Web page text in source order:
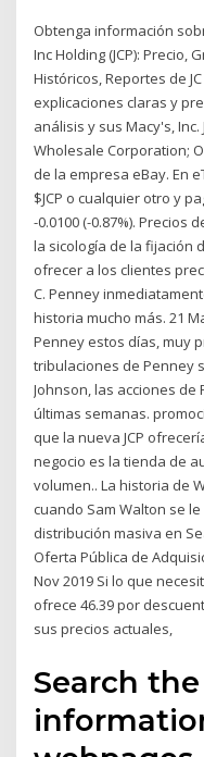
Obtenga información
Inc Holding (JCP): Precio,
Históricos, Reportes de
explicaciones claras y
análisis y sus Macy's, Inc.
Wholesale Corporation;
de la empresa eBay. En
$JCP o cualquier otro y
-0.0100 (-0.87%). Precios
la sicología de la fijación
ofrecer a los clientes
C. Penney
historia mucho más. 21
Penney estos días, muy
tribulaciones de Penney
Johnson, las acciones
últimas semanas.
que la nueva JCP
negocio es la tienda de
volumen.. La historia de
cuando Sam Walton se
distribución masiva en
Oferta Pública de
Nov 2019 Si lo que
ofrece 46.39 por
sus precios actuales,
Search